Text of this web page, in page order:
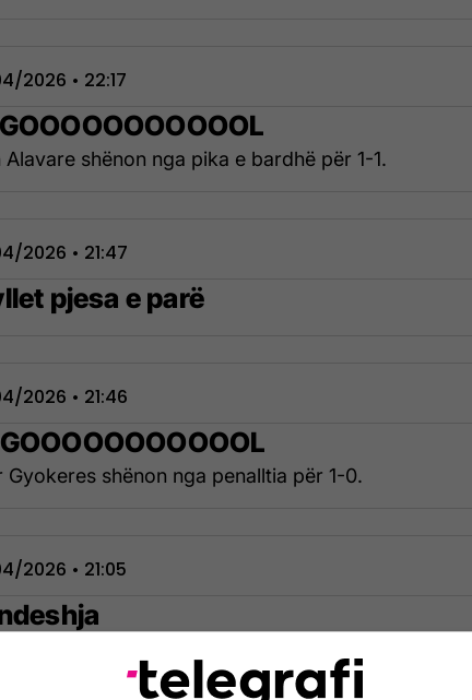
2026 • 22:17
Alavare shënon nga pika e bardhë për 1-1.
2026 • 21:47
pjesa e parë
2026 • 21:46
Gyokeres shënon nga penalltia për 1-0.
2026 • 21:05